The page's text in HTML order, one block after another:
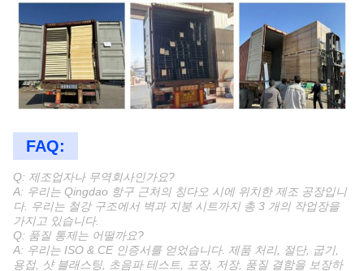
FAQ:
Q: 제조업자나 무역회사인가요?
A: 우리는 Qingdao 항구 근처의 칭다오 시에 위치한 제조 공장입니
다. 우리는 철강 구조에서 벽과 지붕 시트까지 총 3 개의 작업장을
가지고 있습니다.
Q: 품질 통제는 어떨까요?
A: 우리는 ISO & CE 인증서를 얻었습니다. 제품 처리, 절단, 굽기,
용접, 샷 블래스팅, 초음파 테스트, 포장, 저장, 품질 결함을 보장하